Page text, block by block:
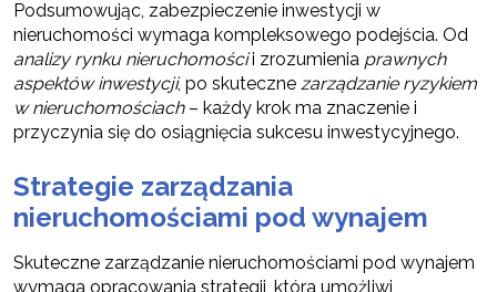
Podsumowując, zabezpieczenie inwestycji w
nieruchomości wymaga kompleksowego podejścia. Od
analizy rynku nieruchomościi zrozumienia prawnych
aspektów inwestycji, po skuteczne zarządzanie ryzykiem
w nieruchomościach– każdy krok ma znaczenie i
przyczynia się do osiągnięcia sukcesu inwestycyjnego.
Strategie zarządzania
nieruchomościami pod wynajem
Skuteczne zarządzanie nieruchomościami pod wynajem
wymaga opracowania strategii, która umożliwi